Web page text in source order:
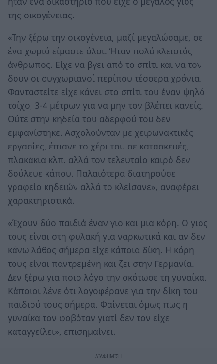
της οικογένειας.
«Την ξέρω την οικογένεια, μαζί μεγαλώσαμε, σε
ένα χωριό είμαστε όλοι. Ήταν πολύ κλειστός
άνθρωπος. Είχε να βγει από το σπίτι και να τον
δουν οι συγχωριανοί περίπου τέσσερα χρόνια.
Φανταστείτε είχε κάνει στο σπίτι του έναν ψηλό
τοίχο, 3-4 μέτρων για να μην τον βλέπει κανείς.
Ούτε στην κηδεία του αδερφού του δεν
εμφανίστηκε. Ασχολούνταν με χειρωνακτικές
εργασίες, έπιανε το χέρι του σε κατασκευές,
πλακάκια κλπ. αλλά τον τελευταίο καιρό δεν
δούλευε κάπου. Παλαιότερα διατηρούσε
γραφείο κηδειών αλλά το κλείσανε», αναφέρει
χαρακτηριστικά.
«Έχουν δύο παιδιά έναν γιο και μια κόρη. Ο γιος
τους είναι στη φυλακή για ναρκωτικά και αν δεν
κάνω λάθος σήμερα είχε κάποια δίκη. Η κόρη
τους είναι παντρεμένη και ζει στην Γερμανία.
Δεν ξέρω για ποιο λόγο την σκότωσε τη γυναίκα.
Κάποιοι λένε ότι λογοφέρανε για την δίκη του
παιδιού τους σήμερα. Φαίνεται όμως πως η
γυναίκα τον φοβόταν γιατί δεν τον είχε
καταγγείλει», επισημαίνει.